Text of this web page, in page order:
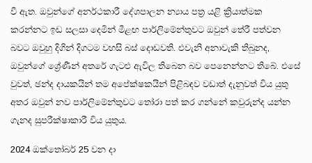
වී ඇත. ඔවුන්ගේ අනර්ථකාරී දේශපාලන න්‍යාය පත්‍ර යළි ක්‍රියාත්මක
කරන්නට ඉඩ සලසා දෙමින් මීළඟ පාර්ලිමේන්තුවට ඔවුන් තේරී පත්වන
බවට ඔවුහු දිගින් දිගටම වහසි බස් දොඩවති. එවැනි අනාවැකි තිබුනද,
ඔවුන්ගේ ශ්‍රේණීන් අතරේ ගැට‍ළු ඇවිල තිබෙන බව පෙනෙන්නට තිබේ. එසේ
වුවත්, ඡන්ද දායකයින් තම අපේක්ෂකයින් පිළිබඳව වඩාත් දැනුවත් විය යුතු
අතර ඔවුන් නව පාර්ලිමේන්තුවට තෝරා පත් කර ගන්නේ කවුරුන්ද යන්න
ගැනද සුපරීක්ෂාකාරී විය යුතුය.
2024 ඔක්තෝබර් 25 වන දා